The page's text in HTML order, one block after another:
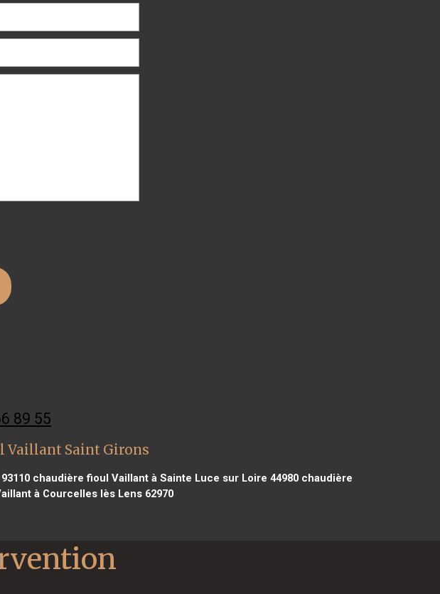
89 55
Vaillant Saint Girons
chaudière fioul Vaillant à Sainte Luce sur Loire 44980chaudière
à Courcelles lès Lens 62970